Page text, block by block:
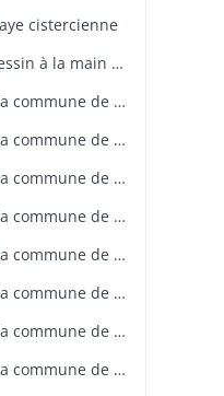
cistercienne
Bebenhausen (Allemagne) : monastère (dessin à la main de 1683)
Blotzheim : plan et arpentage du ban de la commune de Blotzheim (plan dressé sur ordre de l'intendant vers 1765)
Blotzheim : plan et arpentage du ban de la commune de Blotzheim (plan dressé sur ordre de l'intendant vers 1765)
Blotzheim : plan et arpentage du ban de la commune de Blotzheim (plan dressé sur ordre de l'intendant vers 1765)
Blotzheim : plan et arpentage du ban de la commune de Blotzheim (plan dressé sur ordre de l'intendant vers 1765)
Blotzheim : plan et arpentage du ban de la commune de Blotzheim (plan dressé sur ordre de l'intendant vers 1765)
Blotzheim : plan et arpentage du ban de la commune de Blotzheim (plan dressé sur ordre de l'intendant vers 1765)
Blotzheim : plan et arpentage du ban de la commune de Blotzheim (plan dressé sur ordre de l'intendant vers 1765)
Blotzheim : plan et arpentage du ban de la commune de Blotzheim (plan dressé sur ordre de l'intendant vers 1765)